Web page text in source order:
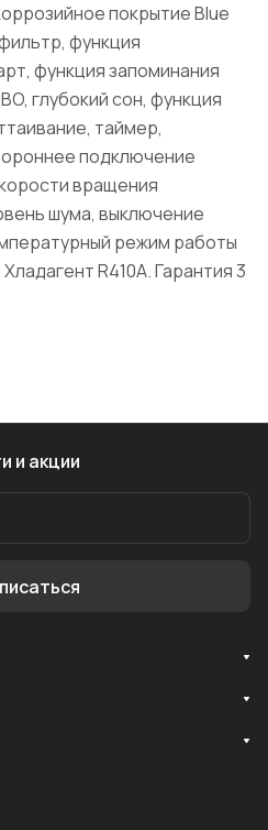
покрытие Blue
функция
функция запоминания
глубокий сон, функция
таймер,
подключение
вращения
шума, выключение
режим работы
R410A. Гарантия 3
и акции